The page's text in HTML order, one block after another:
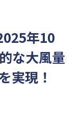
年10
な大風量
実現！